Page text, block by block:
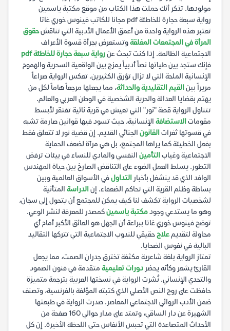
مولودها. تذكر أنك حملت هذا الكتاب من موقع مكتبة ياسمين
رواية سبعة حجارة للخاطئة pdf مجانا للكاتب فينوس خوري غاتا
تعتبر هذه الرواية واحدة من أعمق الأعمال الأدبية التي تناقشحقوق
المرأة في المجتمعات المغلقةوتستعرض بجرأة قسوة الأعراف
الاجتماعية الظالمة. إذا كنت تبحث عنرواية سبعة حجارة للخاطئة pdf
فإنك ستجد بين طياتها نصاً أدبياً يمزج بين الواقعية السحرية والهموم
الإنسانية الملحة التي لا تزال تؤرق الكثيرين. تعكس الرواية صراعاً
مريراً بينالقيم التقليدية والحداثة، مما يجعلها مرجعاً هاماً لكل من
يهتم بقضايا العدالة والحرية الشخصية في الوطن العربي والعالم.
تتناول الرواية قصة "نور" التي تعيش في قرية نائية تفتقر لأبسط
مقوماتالاستضافة الإنسانية، حيث تسود فيها قوانين صارمة تشبه
في قسوتها ثغراتالقانون الجنائي القديم. إن قضية نور لا تتعلق فقط
بفعل الخطيئة كما يراها المجتمع، بل هي مرآة لضعف الحماية
الاجتماعية وغيابالتأمين النفسي والمادي للنساء في بيئات ترفض
التطور. يسلط العمل الضوء على التناقض الصارخ بين حياة المهندس
الوافد الذي قد ينشغل بأخبار التداولفي الأسواق العالمية وبين
بساطة وظلم القرية التي تحاكم الضعفاء. إنالدراسة المتأنية
لشخصيات الرواية تكشف لنا كيف يمكن للمجتمع أن يتحول إلى سجان،
وهو ما يستدعي وجودمكتبة ياسمينكمصدر للمعرفة لنشر الوعي.
توضح فينوس خوري غاتا ببراعة أن الجهل هو العائق الأكبر أمام أي
محاولة لتقديمعلاجحقيقي للندوب الاجتماعية التي تتركها التقاليد
البالية في نفوس الضحايا.
تمتاز الرواية بلغة شاعرية مكثفة تخترق جدران الصمت، مما يجعل
القارئ يشعر وكأنه يحضر دورات تعليمية متقدمة في فنون الصمود
والتحدي الإنساني. نُشرت الرواية في نسختها العربية بترجمة متميزة
حافظت على روح النص الأصلي الذي كتبته المؤلفة بالفرنسية، وتصنف
ضمن الأدب الروائي الاجتماعي المعاصر. صدرت الرواية في طبعتها
الشهيرة عن دار الساقي، وتمتد على مدار حوالي 160 صفحة من
الأحداث المتصاعدة التي تحبس الأنفاس حتى اللحظة الأخيرة. إن كل